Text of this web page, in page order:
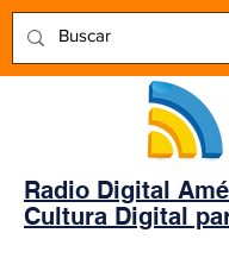
Radio Digital
Cultura Digital